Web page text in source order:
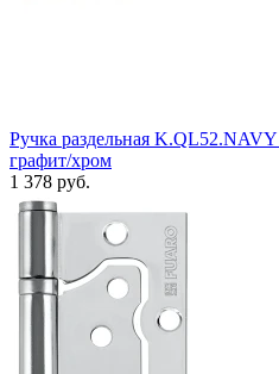
Ручка раздельная
графит/хром
1 378 руб.